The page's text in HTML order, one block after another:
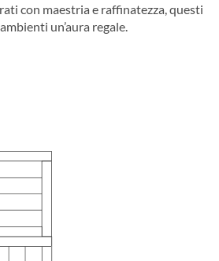
con maestria e raffinatezza, questi
un’aura regale.